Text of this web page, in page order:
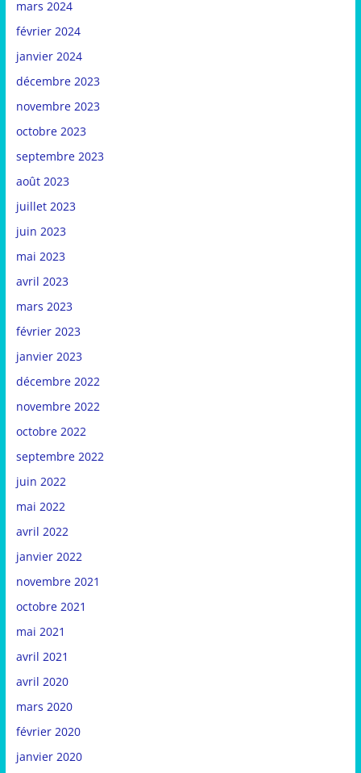
mars 2024
février 2024
janvier 2024
décembre 2023
novembre 2023
octobre 2023
septembre 2023
août 2023
juillet 2023
juin 2023
mai 2023
avril 2023
mars 2023
février 2023
janvier 2023
décembre 2022
novembre 2022
octobre 2022
septembre 2022
juin 2022
mai 2022
avril 2022
janvier 2022
novembre 2021
octobre 2021
mai 2021
avril 2021
avril 2020
mars 2020
février 2020
janvier 2020